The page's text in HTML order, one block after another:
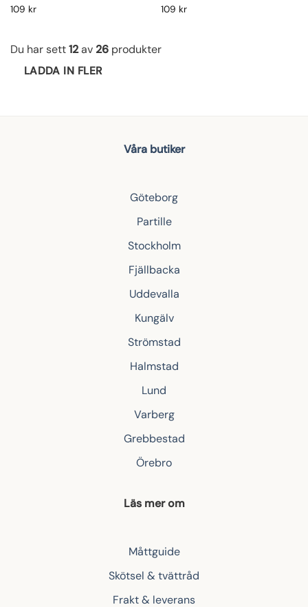
109 kr 109 kr
Du har sett12av 26 produkter
LADDA IN FLER
Våra butiker
Göteborg
Partille
Stockholm
Fjällbacka
Uddevalla
Kungälv
Strömstad
Halmstad
Lund
Varberg
Grebbestad
Örebro
Läs mer om
Måttguide
Skötsel & tvättråd
Frakt & leverans